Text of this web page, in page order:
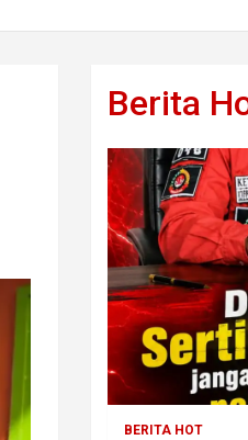
Berita
BERITA HOT